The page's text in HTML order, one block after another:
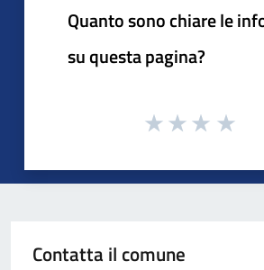
Quanto sono chiare le
su questa pagina?
Contatta il comune